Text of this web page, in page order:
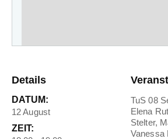
Details
DATUM:
12 August
ZEIT:
TuS 08
Elena
Stelter,
Vanessa